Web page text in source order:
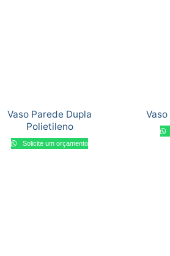
Vaso Parede Dupla
Polietileno
Solicite um orçamento